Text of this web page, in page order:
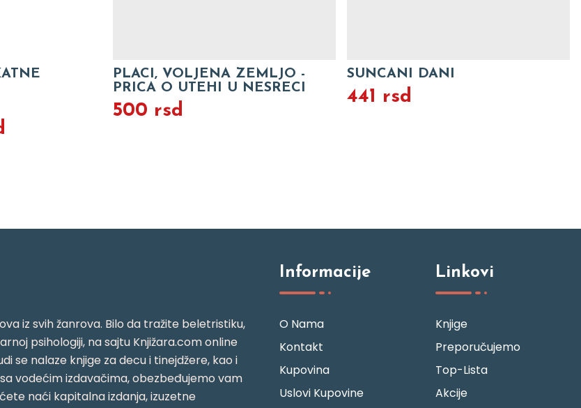
PLACI, VOLJENA ZEMLJO -
PRICA O UTEHI U NESRECI
500 rsd
SUNCANI DANI
441 rsd
iz svih žanrova. Bilo da tražite beletristiku,
psihologiji, na sajtu Knjižara.com online
se nalaze knjige za decu i tinejdžere, kao i
vodećim izdavačima, obezbeđujemo vam
naći kapitalna izdanja, izuzetne
Informacije
O Nama
Kontakt
Kupovina
Uslovi Kupovine
Linkovi
Knjige
Preporučujemo
Top-Lista
Akcije